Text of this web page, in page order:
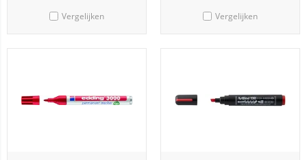
Vergelijken Vergelijken